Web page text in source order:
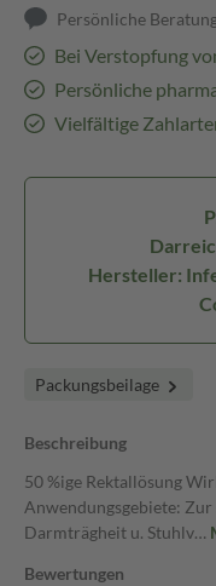
Persönliche
Bei Verstopfung
Persönliche
Vielfältige
Hersteller:
Packungsbeilage
Beschreibung
50 %ige Rektallösung
Anwendungsgebiete:
Darmträgheit u. Stuhlv…
Bewertungen